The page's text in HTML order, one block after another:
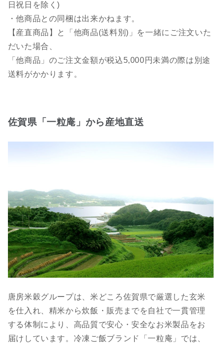
日祝日を除く)
・他商品との同梱は出来かねます。
【産直商品】と「他商品(送料別)」を一緒にご注文いた
だいた場合、
「他商品」のご注文金額が税込5,000円未満の際は別途
送料がかかります。
佐賀県「一粒庵」から産地直送
唐房米穀グループは、米どころ佐賀県で厳選した玄米
を仕入れ、精米から炊飯・販売までを自社で一貫管理
する体制により、高品質で安心・安全なお米製品をお
届けしています。冷凍ご飯ブランド「一粒庵」では、